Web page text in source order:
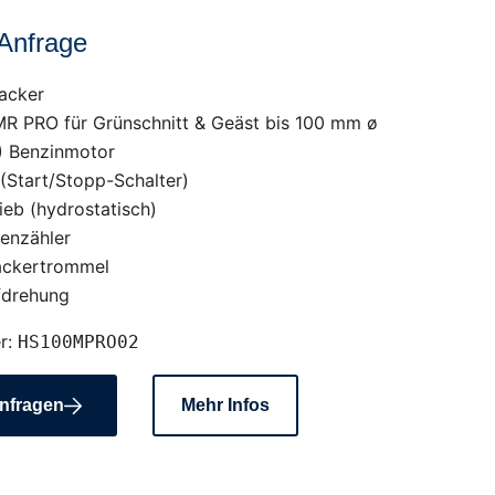
PRO für Grünschnitt & Geäst bis 100 mm ø
Benzinmotor
Stopp-Schalter)
(hydrostatisch)
HS100MPRO02
Mehr Infos